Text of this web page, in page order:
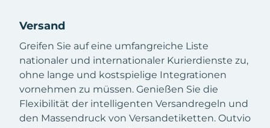
Versand
Greifen Sie auf eine umfangreiche Liste
nationaler und internationaler Kurierdienste zu,
ohne lange und kostspielige Integrationen
vornehmen zu müssen. Genießen Sie die
Flexibilität der intelligenten Versandregeln und
den Massendruck von Versandetiketten. Outvio